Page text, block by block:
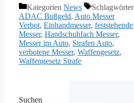
Kategorien News
Schlagwörter
ADAC Bußgeld, Auto Messer
Verbot, Einhandmesser, feststehende
Messer, Handschuhfach Messer,
Messer im Auto, Strafen Auto,
verbotene Messer, Waffengesetz,
Waffengesetz Strafe
Suchen